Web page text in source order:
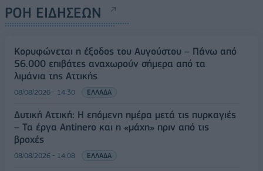
ΡΟΗ ΕΙΔΗΣΕΩΝ
Κορυφώνεται η έξοδος του Αυγούστου – Πάνω από
56.000 επιβάτες αναχωρούν σήμερα από τα
λιμάνια της Αττικής
08/08/2026 - 14:30 ΕΛΛΑΔΑ
Δυτική Αττική: Η επόμενη ημέρα μετά τις πυρκαγιές
– Τα έργα Antinero και η «μάχη» πριν από τις
βροχές
08/08/2026 - 14:08 ΕΛΛΑΔΑ